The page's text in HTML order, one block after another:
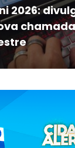
2026: